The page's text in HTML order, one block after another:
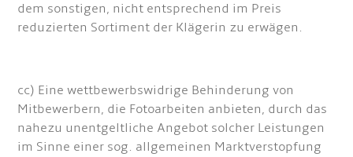
dem sonstigen, nicht entsprechend im Preis
reduzierten Sortiment der Klägerin zu erwägen.
cc) Eine wettbewerbswidrige Behinderung von
Mitbewerbern, die Fotoarbeiten anbieten, durch das
nahezu unentgeltliche Angebot solcher Leistungen
im Sinne einer sog. allgemeinen Marktverstopfung